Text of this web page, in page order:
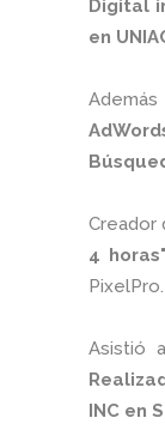
Digital
en
Creador
4 horas"
Asistió
INC en